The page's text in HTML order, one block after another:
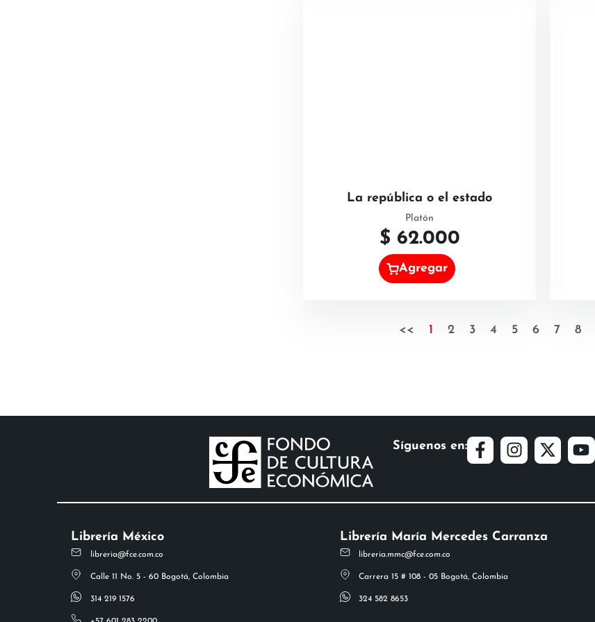
La república o el estado
Platón
$ 62.000
Agregar
<< 1 2 3 4 5 6 7 8
Síguenos en:
Librería México
libreria@fce.com.co
Calle 11 No. 5 - 60 Bogotá, Colombia
314 219 1576
Librería María Mercedes Carranza
libreria.mmc@fce.com.co
Carrera 15 # 108 - 05 Bogotá, Colombia
324 582 8653